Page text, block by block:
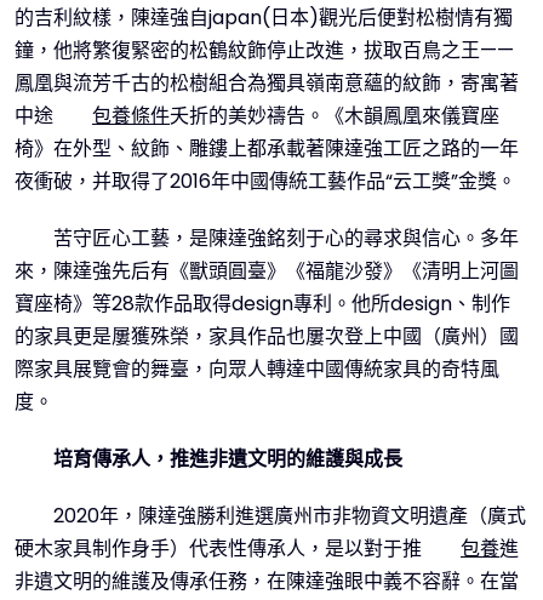
的吉利紋樣，陳達強自japan(日本)觀光后便對松樹情有獨
鐘，他將繁復緊密的松鶴紋飾停止改進，拔取百鳥之王——
鳳凰與流芳千古的松樹組合為獨具嶺南意蘊的紋飾，寄寓著
中途
包養條件夭折的美妙禱告。《木韻鳳凰來儀寶座
椅》在外型、紋飾、雕鏤上都承載著陳達強工匠之路的一年
夜衝破，并取得了2016年中國傳統工藝作品“云工獎”金獎。
苦守匠心工藝，是陳達強銘刻于心的尋求與信心。多年
來，陳達強先后有《獸頭圓臺》《福龍沙發》《清明上河圖
寶座椅》等28款作品取得design專利。他所design、制作
的家具更是屢獲殊榮，家具作品也屢次登上中國（廣州）國
際家具展覽會的舞臺，向眾人轉達中國傳統家具的奇特風
度。
培育傳承人，推進非遺文明的維護與成長
2020年，陳達強勝利進選廣州市非物資文明遺產（廣式
硬木家具制作身手）代表性傳承人，是以對于推
包養進
非遺文明的維護及傳承任務，在陳達強眼中義不容辭。在當